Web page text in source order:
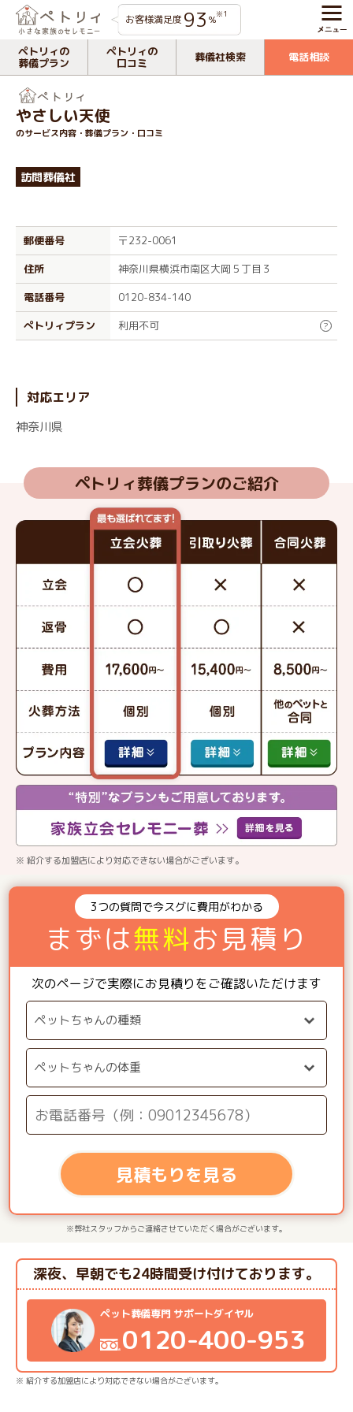
お客様満足度 93 %※1
ペトリィの
葬儀プラン
ペトリィの
口コミ
葬儀社検索 電話相談
やさしい天使
のサービス内容・葬儀プラン・口コミ
訪問葬儀社
郵便番号
〒232-0061
住所
神奈川県横浜市南区大岡５丁目３
電話番号
0120-834-140
ぺトリィプラン
利用不可 ?
対応エリア
神奈川県
ペトリィ葬儀プランのご紹介
※ 紹介する加盟店により対応できない場合がございます。
3つの質問で今スグに費用がわかる
まずは無料お見積り
次のページで実際にお見積りをご確認いただけます
見積もりを見る
※弊社スタッフからご連絡させていただく場合がございます。
ペット葬儀専門 サポートダイヤル
0120-400-953
深夜、早朝でも24時間受け付けております。
※ 紹介する加盟店により対応できない場合がございます。